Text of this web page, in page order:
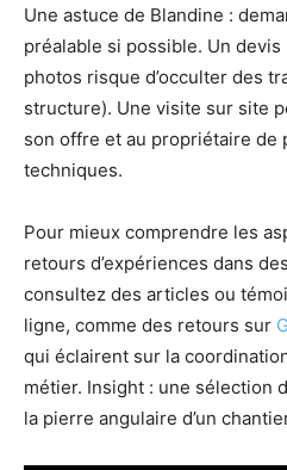
Une astuce de Blandine :
préalable si possible. Un
photos risque d’occulter des
structure). Une visite sur site
son offre et au propriétaire de
techniques.
Pour mieux comprendre les
retours d’expériences dans
consultez des articles ou
ligne, comme des retours sur
qui éclairent sur la
métier. Insight : une sélection
la pierre angulaire d’un